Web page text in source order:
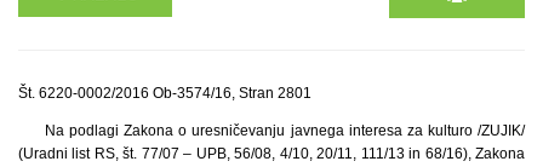
Št. 6220-0002/2016 Ob-3574/16, Stran 2801
Na podlagi Zakona o uresničevanju javnega interesa za kulturo /ZUJIK/
(Uradni list RS, št. 77/07 – UPB, 56/08, 4/10, 20/11, 111/13 in 68/16), Zakona